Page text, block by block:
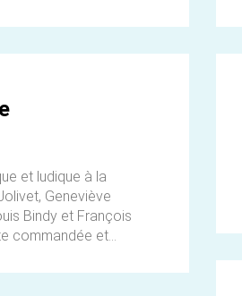
et ludique à la
Geneviève
Bindy et François
commandée et...